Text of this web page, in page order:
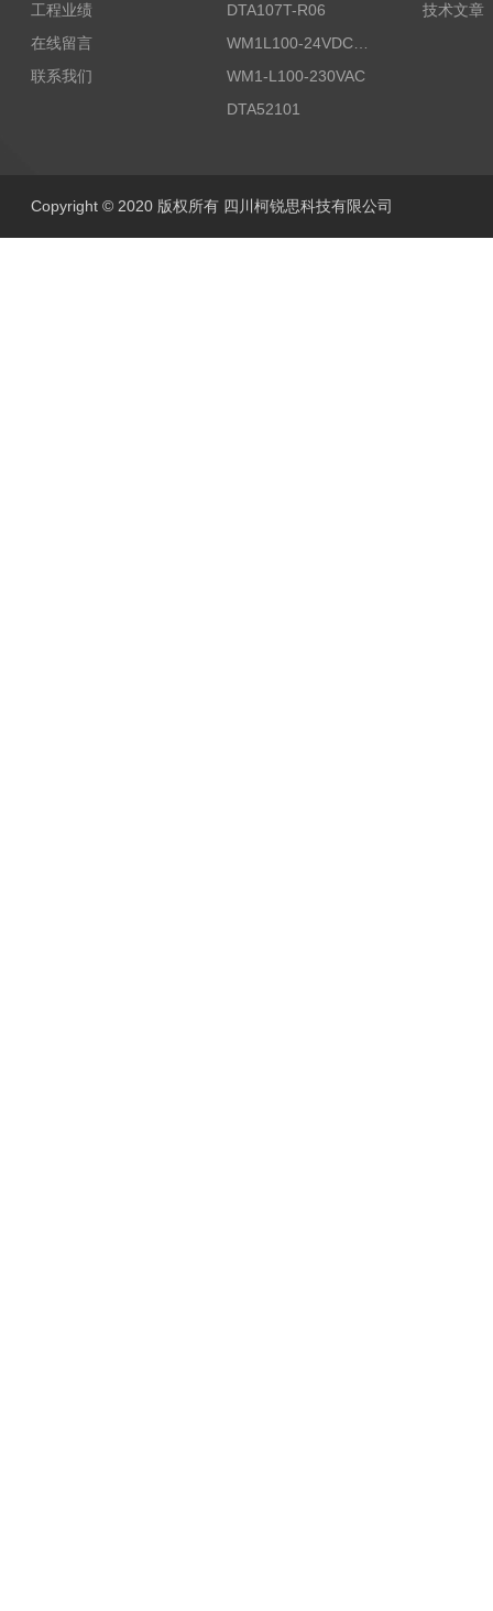
工程业绩
在线留言
联系我们
DTA107T-R06
WM1L100-24VDC/T5X
WM1-L100-230VAC
DTA52101
技术文章
Copyright © 2020 版权所有 四川柯锐思科技有限公司